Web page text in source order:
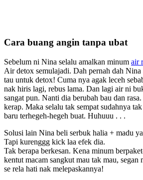
Cara buang angin tanpa ubat
Sebelum ni Nina selalu amalkan minum air
Air detox semulajadi. Dah pernah dah Nina
tau untuk detox! Cuma nya agak leceh
nak hiris lagi, rebus lama. Dan lagi air ni
sangat pun. Nanti dia berubah bau dan
kerap. Maka selalu tak sempat sudahnya
baru terhegeh-hegeh buat. Huhuuu . . .
Solusi lain Nina beli serbuk halia + madu
Tapi kurenggg kick laa efek dia.
Tak berapa berkesan. Kena minum
kentut macam sangkut mau tak mau, segan
se rela hati nak melepaskannya!